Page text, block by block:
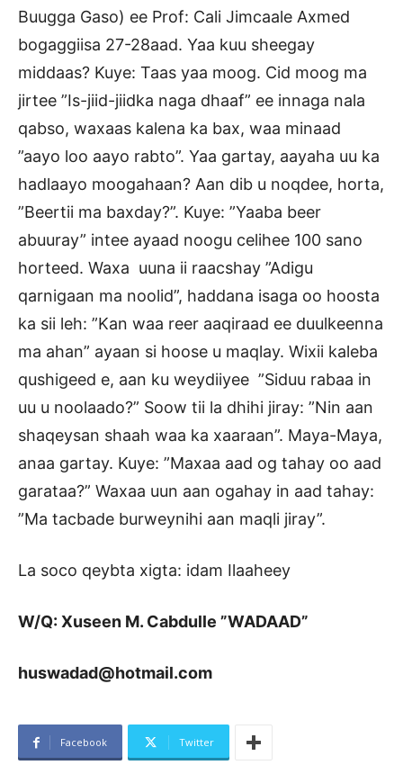
Buugga Gaso) ee Prof: Cali Jimcaale Axmed
bogaggiisa 27-28aad. Yaa kuu sheegay
middaas? Kuye: Taas yaa moog. Cid moog ma
jirtee ”Is-jiid-jiidka naga dhaaf” ee innaga nala
qabso, waxaas kalena ka bax, waa minaad
”aayo loo aayo rabto”. Yaa gartay, aayaha uu ka
hadlaayo moogahaan? Aan dib u noqdee, horta,
”Beertii ma baxday?”. Kuye: ”Yaaba beer
abuuray” intee ayaad noogu celihee 100 sano
horteed. Waxa uuna ii raacshay ”Adigu
qarnigaan ma noolid”, haddana isaga oo hoosta
ka sii leh: ”Kan waa reer aaqiraad ee duulkeenna
ma ahan” ayaan si hoose u maqlay. Wixii kaleba
qushigeed e, aan ku weydiiyee ”Siduu rabaa in
uu u noolaado?” Soow tii la dhihi jiray: ”Nin aan
shaqeysan shaah waa ka xaaraan”. Maya-Maya,
anaa gartay. Kuye: ”Maxaa aad og tahay oo aad
garataa?” Waxaa uun aan ogahay in aad tahay:
”Ma tacbade burweynihi aan maqli jiray”.
La soco qeybta xigta: idam Ilaaheey
W/Q: Xuseen M. Cabdulle ”WADAAD”
huswadad@hotmail.com
Facebook Twitter